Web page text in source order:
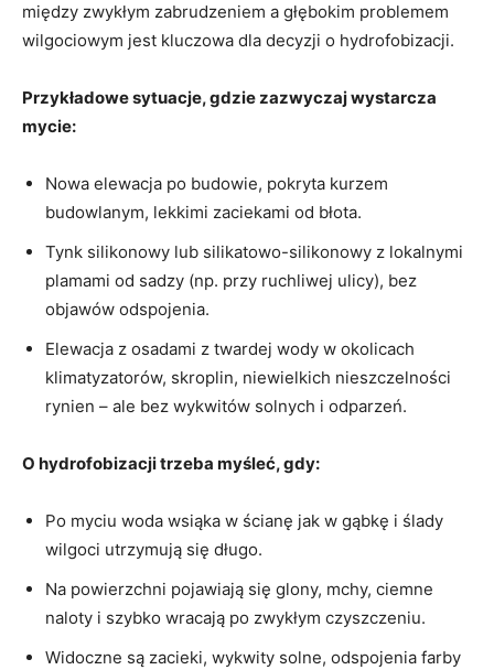
między zwykłym zabrudzeniem a głębokim problemem
wilgociowym jest kluczowa dla decyzji o hydrofobizacji.
Przykładowe sytuacje, gdzie zazwyczaj wystarcza
mycie:
Nowa elewacja po budowie, pokryta kurzem
budowlanym, lekkimi zaciekami od błota.
Tynk silikonowy lub silikatowo-silikonowy z lokalnymi
plamami od sadzy (np. przy ruchliwej ulicy), bez
objawów odspojenia.
Elewacja z osadami z twardej wody w okolicach
klimatyzatorów, skroplin, niewielkich nieszczelności
rynien – ale bez wykwitów solnych i odparzeń.
O hydrofobizacji trzeba myśleć, gdy:
Po myciu woda wsiąka w ścianę jak w gąbkę i ślady
wilgoci utrzymują się długo.
Na powierzchni pojawiają się glony, mchy, ciemne
naloty i szybko wracają po zwykłym czyszczeniu.
Widoczne są zacieki, wykwity solne, odspojenia farby